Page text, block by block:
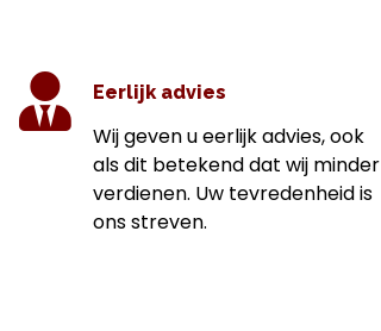
Eerlijk advies
Wij geven u eerlijk advies, ook
als dit betekend dat wij minder
verdienen. Uw tevredenheid is
ons streven.